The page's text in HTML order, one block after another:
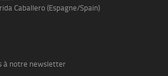
Caballero (Espagne/Spain)
à notre newsletter